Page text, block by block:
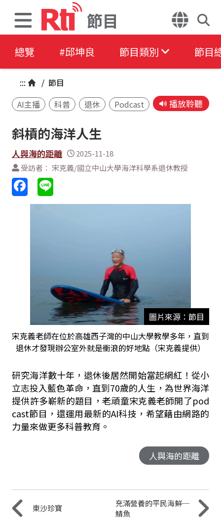
節目
總覽 #邱坤良 節目類別 節目
::: / 節目
AI主播
科普 退休 Podcast 播放聆聽
斜槓的海洋人生
人與海的距離
2025-11-18
受訪者： 宋克義/國立中山大學海洋科學系退休教授
圖片來源：節目
宋克義老師在位於高雄西子灣的中山大學教學多年，直到
退休才發現辦公室外就是衝浪的好地點（宋克義提供）
研究海洋數十年，退休後居然開始當起網紅！從小
立志投入藍色革命，直到70歲的人生，為世界海洋
提供許多嶄新的題目，老頑童宋克義老師開了pod
cast節目，還運用最新的AI科技，希望藉由網路的
力量來做更多科普教育。
人與海的距離
東沙珍寶
充滿營養的平民海鮮─
鯖魚